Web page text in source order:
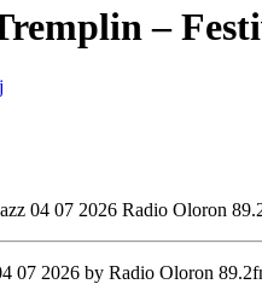
–
04 07 2026 Radio Oloron
07 2026 by Radio Oloron